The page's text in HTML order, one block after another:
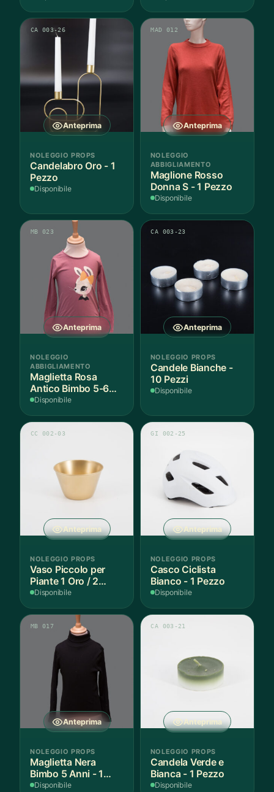
Anteprima
CA 003-26
NOLEGGIO PROPS
Candelabro Oro - 1
Pezzo
Disponibile
Anteprima
MAD 012
NOLEGGIO
ABBIGLIAMENTO
Maglione Rosso
Donna S - 1 Pezzo
Disponibile
Anteprima
MB 023
NOLEGGIO
ABBIGLIAMENTO
Maglietta Rosa
Antico Bimbo 5-6
Anni Cotone - 1
Disponibile
Anteprima
CA 003-23
NOLEGGIO PROPS
Candele Bianche -
10 Pezzi
Disponibile
Anteprima
CC 002-03
NOLEGGIO PROPS
Vaso Piccolo per
Piante 1 Oro / 2
Argento - 3 Pezzi
Disponibile
Anteprima
GI 002-25
NOLEGGIO PROPS
Casco Ciclista
Bianco - 1 Pezzo
Disponibile
Anteprima
MB 017
NOLEGGIO PROPS
Maglietta Nera
Bimbo 5 Anni - 1
Pezzo
Disponibile
Anteprima
CA 003-21
NOLEGGIO PROPS
Candela Verde e
Bianca - 1 Pezzo
Disponibile